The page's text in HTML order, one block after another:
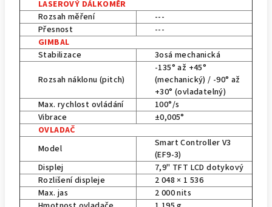
LASEROVÝ DÁLKOMĚR
Rozsah měření
---
Přesnost
---
GIMBAL
Stabilizace
3osá mechanická
Rozsah náklonu (pitch)
-135° až +45°
(mechanický) / -90° až
+30° (ovladatelný)
Max. rychlost ovládání
100°/s
Vibrace
±0,005°
OVLADAČ
Model
Smart Controller V3
(EF9-3)
Displej
7,9" TFT LCD dotykový
Rozlišení displeje
2 048 × 1 536
Max. jas
2 000 nits